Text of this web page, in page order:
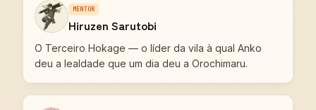
MENTOR
Hiruzen Sarutobi
O Terceiro Hokage — o líder da vila à qual Anko
deu a lealdade que um dia deu a Orochimaru.